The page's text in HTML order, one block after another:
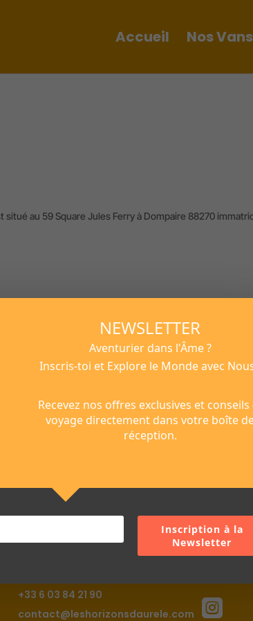
Accueil Nos Vans
au 59 Square Jules Ferry à Dompaire 88270
2 RUE KELLERMANN 59100 ROUBAIX, immatriculée au
+33 6 03 84 21 90
contact@leshorizonsdaurele.com

NEWSLETTER
Aventurier dans l'Âme ?
Inscris-toi et Explore le Monde avec
Recevez nos offres exclusives et conseils
voyage directement dans votre boîte
réception.
Inscription à la
Newsletter